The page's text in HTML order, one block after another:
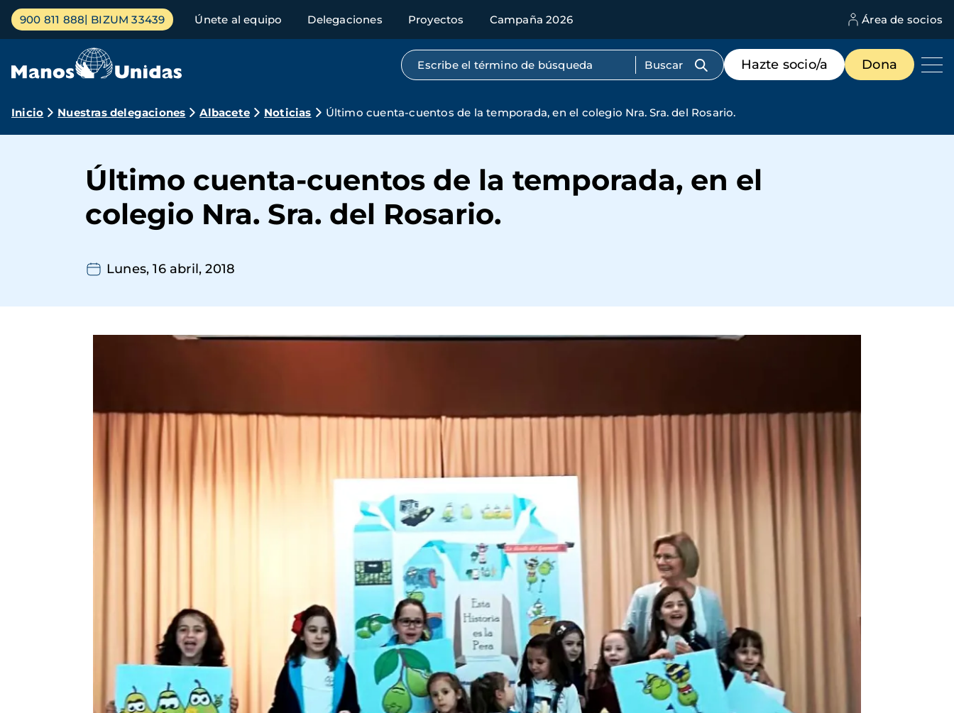
Pasar
contenido
Menú
principal
900 811 888 BIZUM 33439 Únete al equipo Delegaciones Proyectos Campaña 2026 Área de socios
Búsqueda por texto completo
Menú
de
destacados
Hazte socio/a Dona
Ruta
navegación
Inicio Nuestras delegaciones Albacete Noticias Último cuenta-cuentos de la temporada, en el colegio Nra. Sra. del Rosario.
Último cuenta-cuentos de la temporada, en el
colegio Nra. Sra. del Rosario.
Lunes, 16 abril, 2018